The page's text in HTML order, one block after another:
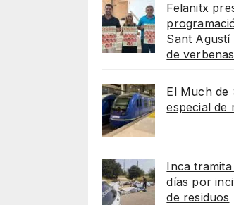
Felanitx
Sant Agustí
de verbenas
El Much de
especial de
Inca
días por
de residuos